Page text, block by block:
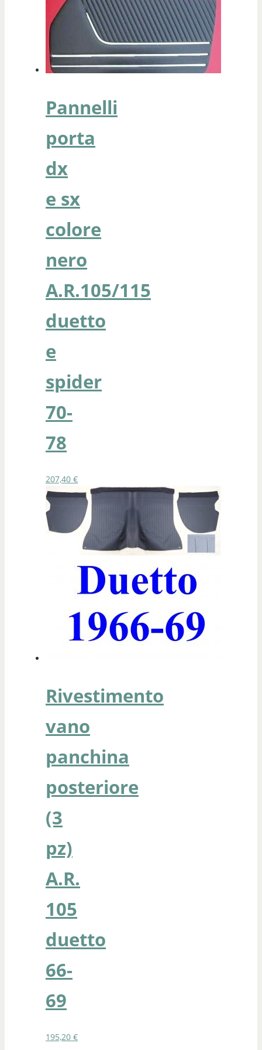
Pannelli
porta
dx
e sx
colore
nero
A.R.105/115
duetto
e
spider
70-
78
207,40 €
Rivestimento
vano
panchina
posteriore
(3
pz)
A.R.
105
duetto
66-
69
195,20 €